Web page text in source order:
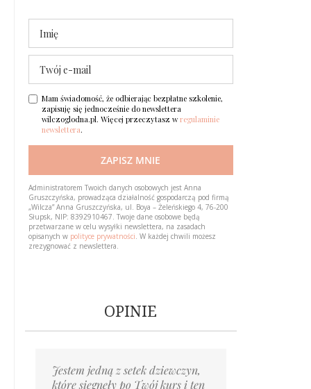
Mam świadomość, że odbierając bezpłatne szkolenie,
zapisuję się jednocześnie do newslettera
wilczoglodna.pl. Więcej przeczytasz wregulaminie
newslettera.
ZAPISZ MNIE
Loading…
Administratorem Twoich danych osobowych jest Anna
Gruszczyńska, prowadząca działalność gospodarczą pod firmą
„Wilcza” Anna Gruszczyńska, ul. Boya – Żeleńskiego 4, 76-200
Słupsk, NIP: 8392910467. Twoje dane osobowe będą
przetwarzane w celu wysyłki newslettera, na zasadach
opisanych w polityce prywatności. W każdej chwili możesz
zrezygnować z newslettera.
OPINIE
Jestem jedną z setek dziewczyn,
które sięgnęły po Twój kurs i ten
Piszę po prawie roku. Możesz
mnie nie pamiętać,
Byłaś pierwszą osobą,
której powiedziałem wprost
Gdyby taki kurs pojawił się kiedy
miałam naście lat, to teraz
Mentoring to cenne wskazówki
i wsparcie; jedz wystarczająco,
Ponad rok temu trafiłam
na twój Blog. On pomógł
Nie myślałam, że wyjście
z zaburzeń odżywiania może być
Trzy miesiące temu pisałam
do Ciebie list z błaganiem